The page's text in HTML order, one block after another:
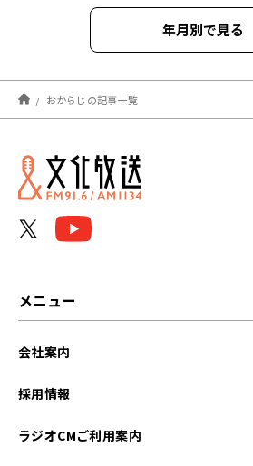
年月別で見る
2025年03月
2025年02月
2025年01月
おからじの記事一覧
メニュー
会社案内
採用情報
ラジオCMご利用案内